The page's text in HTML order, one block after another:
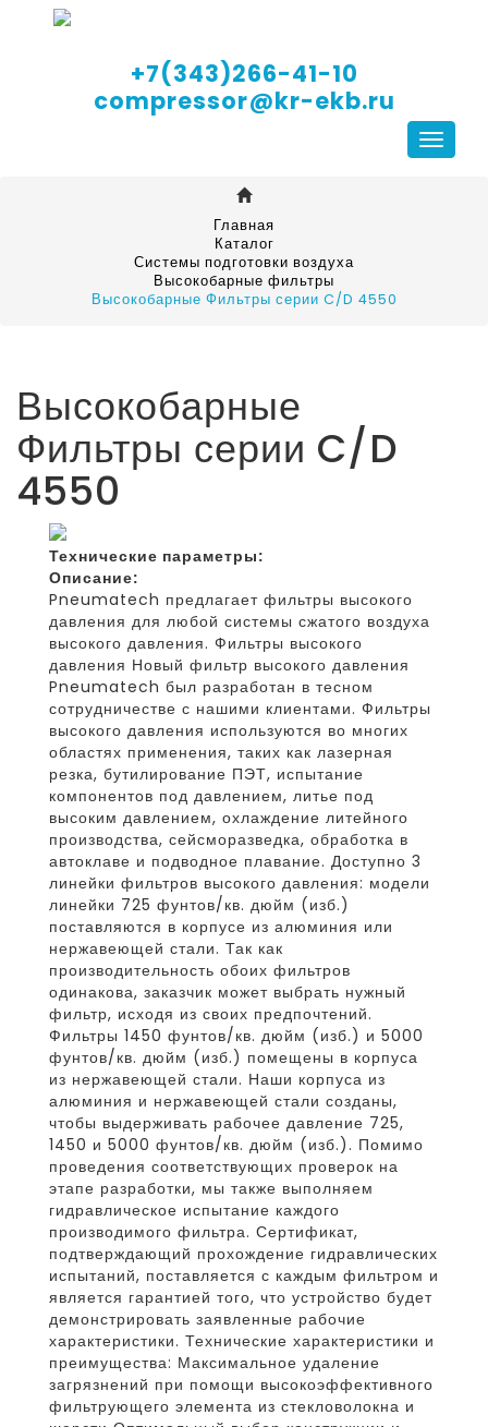
+7(343)266-41-10
compressor@kr-ekb.ru
Главная
Каталог
Системы подготовки воздуха
Высокобарные фильтры
Высокобарные Фильтры серии C/D 4550
Высокобарные
Фильтры серии C/D
4550
Технические параметры:
Описание:
Pneumatech предлагает фильтры высокого
давления для любой системы сжатого воздуха
высокого давления. Фильтры высокого
давления Новый фильтр высокого давления
Pneumatech был разработан в тесном
сотрудничестве с нашими клиентами. Фильтры
высокого давления используются во многих
областях применения, таких как лазерная
резка, бутилирование ПЭТ, испытание
компонентов под давлением, литье под
высоким давлением, охлаждение литейного
производства, сейсморазведка, обработка в
автоклаве и подводное плавание. Доступно 3
линейки фильтров высокого давления: модели
линейки 725 фунтов/кв. дюйм (изб.)
поставляются в корпусе из алюминия или
нержавеющей стали. Так как
производительность обоих фильтров
одинакова, заказчик может выбрать нужный
фильтр, исходя из своих предпочтений.
Фильтры 1450 фунтов/кв. дюйм (изб.) и 5000
фунтов/кв. дюйм (изб.) помещены в корпуса
из нержавеющей стали. Наши корпуса из
алюминия и нержавеющей стали созданы,
чтобы выдерживать рабочее давление 725,
1450 и 5000 фунтов/кв. дюйм (изб.). Помимо
проведения соответствующих проверок на
этапе разработки, мы также выполняем
гидравлическое испытание каждого
производимого фильтра. Сертификат,
подтверждающий прохождение гидравлических
испытаний, поставляется с каждым фильтром и
является гарантией того, что устройство будет
демонстрировать заявленные рабочие
характеристики. Технические характеристики и
преимущества: Максимальное удаление
загрязнений при помощи высокоэффективного
фильтрующего элемента из стекловолокна и